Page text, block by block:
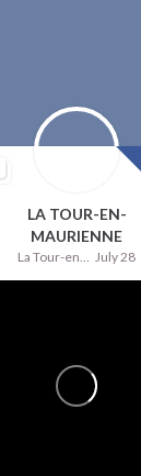
LA TOUR-EN-
MAURIENNE
July 28